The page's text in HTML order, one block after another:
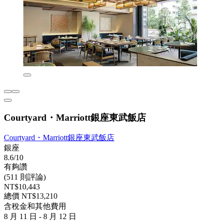
Courtyard・Marriott銀座東武飯店
Courtyard・Marriott銀座東武飯店
銀座
8.6/10
有夠讚
(511 則評論)
NT$10,443
總價 NT$13,210
含稅金和其他費用
8 月 11 日 - 8 月 12 日